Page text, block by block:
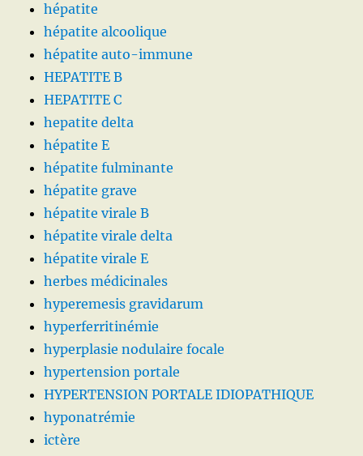
hépatite
hépatite alcoolique
hépatite auto-immune
HEPATITE B
HEPATITE C
hepatite delta
hépatite E
hépatite fulminante
hépatite grave
hépatite virale B
hépatite virale delta
hépatite virale E
herbes médicinales
hyperemesis gravidarum
hyperferritinémie
hyperplasie nodulaire focale
hypertension portale
HYPERTENSION PORTALE IDIOPATHIQUE
hyponatrémie
ictère